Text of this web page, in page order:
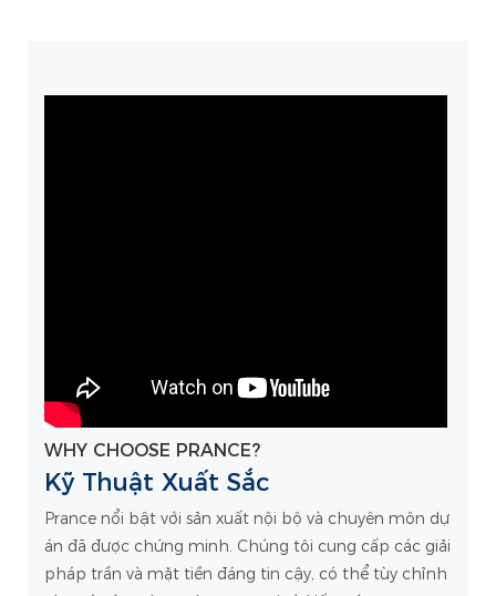
WHY CHOOSE PRANCE?
Kỹ Thuật Xuất Sắc
Prance nổi bật với sản xuất nội bộ và chuyên môn dự
án đã được chứng minh. Chúng tôi cung cấp các giải
pháp trần và mặt tiền đáng tin cậy, có thể tùy chỉnh